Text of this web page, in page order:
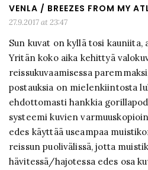
VENLA / BREEZES FROM MY
27.9.2017 at 23:47
Sun kuvat on kyllä tosi kauniita,
Yritän koko aika kehittyä
reissukuvaamisessa
postauksia on mielenkiintosta
ehdottomasti hankkia
systeemi kuvien
edes käyttää useampaa
reissun puolivälissä, jotta
hävitessä/hajotessa edes osa